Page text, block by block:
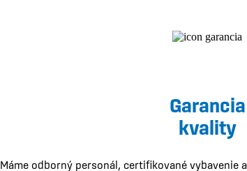
Garancia
kvality
Máme odborný personál, certifikované vybavenie